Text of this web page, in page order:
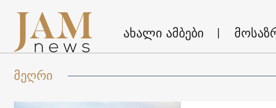
ახალი ამბები
მეღრი